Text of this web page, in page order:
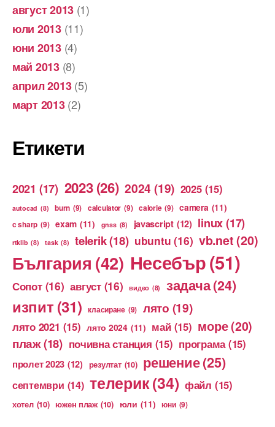
август 2013 (1)
юли 2013(11)
юни 2013(4)
май 2013(8)
април 2013(5)
март 2013(2)
Етикети
2021 (17) 2023 (26) 2024 (19) 2025 (15)
autocad (8) burn (9) calculator (9) calorie (9) camera (11)
c sharp (9) exam (11) gnss (8) javascript (12) linux(17)
rtklib (8) task (8) telerik(18) ubuntu (16) vb.net(20)
България (42) Несебър(51)
Сопот (16) август (16) видео (8) задача(24)
изпит (31) класиране (9) лято (19)
лято 2021 (15) лято 2024 (11) май (15) море(20)
плаж(18) почивна станция (15) програма (15)
пролет 2023 (12) резултат (10) решение(25)
септември (14) телерик(34) файл (15)
хотел (10) южен плаж (10) юли (11) юни (9)